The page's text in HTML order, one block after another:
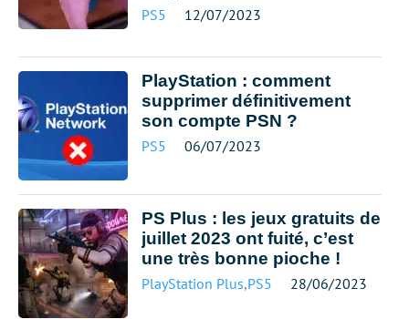
PS5 12/07/2023
PlayStation : comment
supprimer définitivement
son compte PSN ?
PS5 06/07/2023
PS Plus : les jeux gratuits de
juillet 2023 ont fuité, c’est
une très bonne pioche !
PlayStation Plus,PS5 28/06/2023